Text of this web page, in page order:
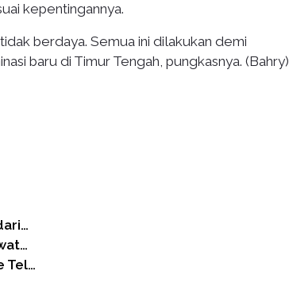
kepentingannya.
berdaya. Semua ini dilakukan demi
baru di Timur Tengah, pungkasnya. (Bahry)
Tel…